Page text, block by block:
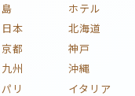
島
ホテル
日本
北海道
京都
神戸
九州
沖縄
パリ
イタリア